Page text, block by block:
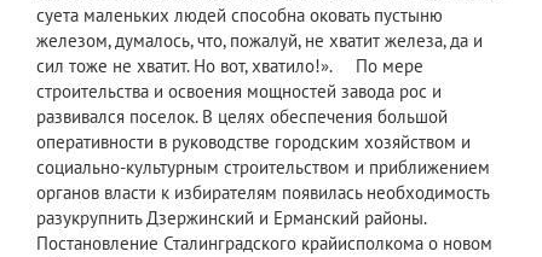
суета маленьких людей способна оковать пустыню
железом, думалось, что, пожалуй, не хватит железа, да и
сил тоже не хватит. Но вот, хватило!». По мере
строительства и освоения мощностей завода рос и
развивался поселок. В целях обеспечения большой
оперативности в руководстве городским хозяйством и
социально-культурным строительством и приближением
органов власти к избирателям появилась необходимость
разукрупнить Дзержинский и Ерманский районы.
Постановление Сталинградского крайисполкома о новом